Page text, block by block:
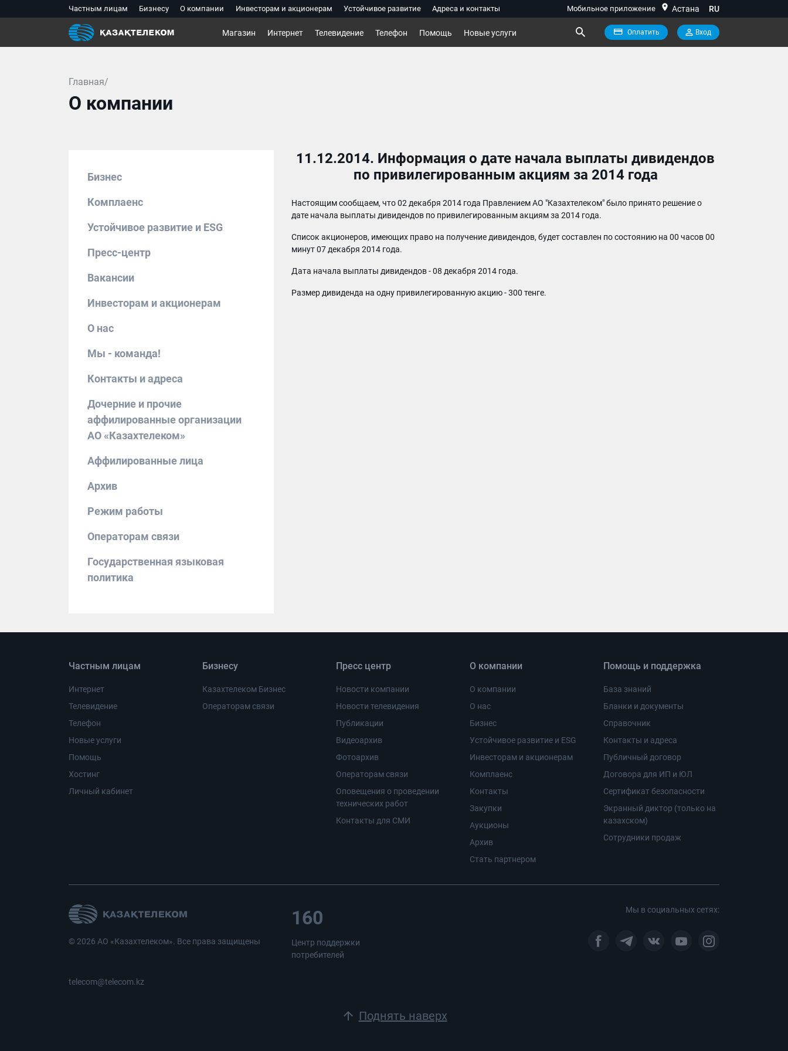
Частным лицам Бизнесу О компании Инвесторам и акционерам Устойчивое развитие Адреса и контакты Мобильное приложение location_on Астана RU
Магазин Интернет Телевидение Телефон Помощь Новые услуги Оплатить Вход
Главная/
О компании
Бизнес
Комплаенс
Устойчивое развитие и ESG
Пресс-центр
Вакансии
Инвесторам и акционерам
О нас
Мы - команда!
Контакты и адреса
Дочерние и прочие
аффилированные организации
АО «Казахтелеком»
Аффилированные лица
Архив
Режим работы
Операторам связи
Государственная языковая
политика
11.12.2014. Информация о дате начала выплаты дивидендов
по привилегированным акциям за 2014 года
Настоящим сообщаем, что 02 декабря 2014 года Правлением АО "Казахтелеком" было принято решение о
дате начала выплаты дивидендов по привилегированным акциям за 2014 года.
Список акционеров, имеющих право на получение дивидендов, будет составлен по состоянию на 00 часов 00
минут 07 декабря 2014 года.
Дата начала выплаты дивидендов - 08 декабря 2014 года.
Размер дивиденда на одну привилегированную акцию - 300 тенге.
Частным лицам
Интернет
Телевидение
Телефон
Новые услуги
Помощь
Хостинг
Личный кабинет
Бизнесу
Казахтелеком Бизнес
Операторам связи
Пресс центр
Новости компании
Новости телевидения
Публикации
Видеоархив
Фотоархив
Операторам связи
Оповещения о проведении
технических работ
Контакты для СМИ
О компании
О компании
О нас
Бизнес
Устойчивое развитие и ESG
Инвесторам и акционерам
Комплаенс
Контакты
Закупки
Аукционы
Архив
Стать партнером
Помощь и поддержка
База знаний
Бланки и документы
Справочник
Контакты и адреса
Публичный договор
Договора для ИП и ЮЛ
Сертификат безопасности
Экранный диктор (только на
казахском)
Сотрудники продаж
© 2026 АО «Казахтелеком». Все права защищены
telecom@telecom.kz
160
Центр поддержки
потребителей
Мы в социальных сетях:
arrow_upward Поднять наверх